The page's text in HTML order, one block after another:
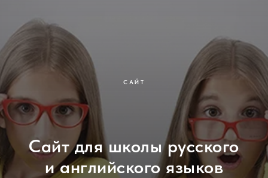
САЙТ
Сайт для школы русского
и английского языков